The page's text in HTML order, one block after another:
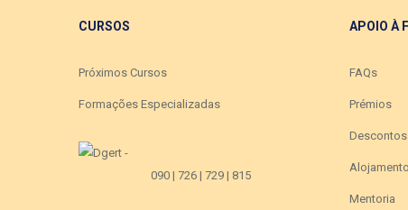
CURSOS
Próximos Cursos
Formações Especializadas
090 | 726 | 729 | 815
APOIO À
FAQs
Prémios
Descontos
Alojamento
Mentoria